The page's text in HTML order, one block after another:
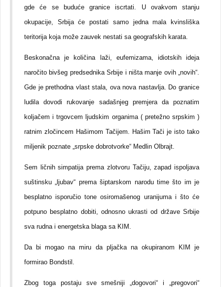
gde će se buduće granice iscrtati. U ovakvom stanju
okupacije, Srbija će postati samo jedna mala kvinsliška
teritorija koja može zauvek nestati sa geografskih karata.
Beskonačna je količina laži, eufemizama, idiotskih ideja
naročito bivšeg predsednika Srbije i ništa manje ovih „novih“.
Gde je prethodna vlast stala, ova nova nastavlja. Do granice
ludila dovodi rukovanje sadašnjeg premjera da poznatim
koljačem i trgovcem ljudskim organima ( pretežno srpskim )
ratnim zločincem Hašimom Tačijem. Hašim Tači je isto tako
miljenik poznate „srpske dobrotvorke“ Medlin Olbrajt.
Sem ličnih simpatija prema zlotvoru Tačiju, zapad ispoljava
suštinsku „ljubav“ prema šiptarskom narodu time što im je
besplatno isporučio tone osiromašenog uranijuma i što će
potpuno besplatno dobiti, odnosno ukrasti od države Srbije
sva rudna i energetska blaga sa KIM.
Da bi mogao na miru da pljačka na okupiranom KIM je
formirao Bondstil.
Zbog toga postaju sve smešniji „dogovori“ i „pregovori“